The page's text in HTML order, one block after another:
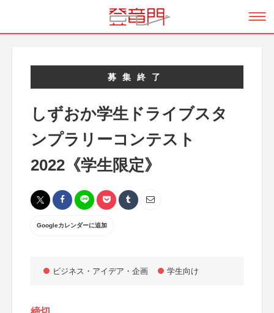
募集終了
しずおか学生ドライブスタ
ンプラリーコンテスト
2022《学生限定》
Googleカレンダーに追加
ビジネス・アイデア・企画 学生向け